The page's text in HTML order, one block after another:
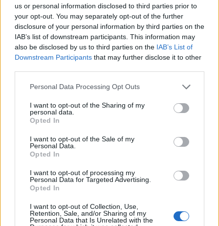
us or personal information disclosed to third parties prior to
your opt-out. You may separately opt-out of the further
disclosure of your personal information by third parties on the
IAB’s list of downstream participants. This information may
also be disclosed by us to third parties on the IAB’s List of
Downstream Participants that may further disclose it to other
Personal Data Processing Opt Outs
I want to opt-out of the Sharing of my
personal data.
Opted In
I want to opt-out of the Sale of my
Personal Data.
Opted In
I want to opt-out of processing my
Personal Data for Targeted Advertising.
Opted In
I want to opt-out of Collection, Use,
Retention, Sale, and/or Sharing of my
Personal Data that Is Unrelated with the
ΤΕΛΕΥΤΑΙΑ ΝΕΑ
Λαμία: Απατεώνες άρπαξαν μεγάλο
χρηματικό ποσό από ηλικιωμένη
7 Αυγούστου 2026, 21:19
Τοποθετήθηκε ο νέος χλοοτάπητας στο
Δημοτικό Γήπεδο Μουζακίου (+Φώτο)
7 Αυγούστου 2026, 20:56
Μονοτεχνική Καρδίτσας: Η no1 επιλογή σε
ανακαινίσεις εσωτερικών και εξωτερικών
χώρων!
7 Αυγούστου 2026, 20:48
ΑΑΔΕ: Άνοιξε ξανά το σύστημα ΕΑΕ 2025
από τους παραγωγούς
7 Αυγούστου 2026, 20:45
Σφοδρό μπουρίνι στο Ζάρκο Τρικάλων –
Εκτεταμένες καταστροφές (+Φώτο)